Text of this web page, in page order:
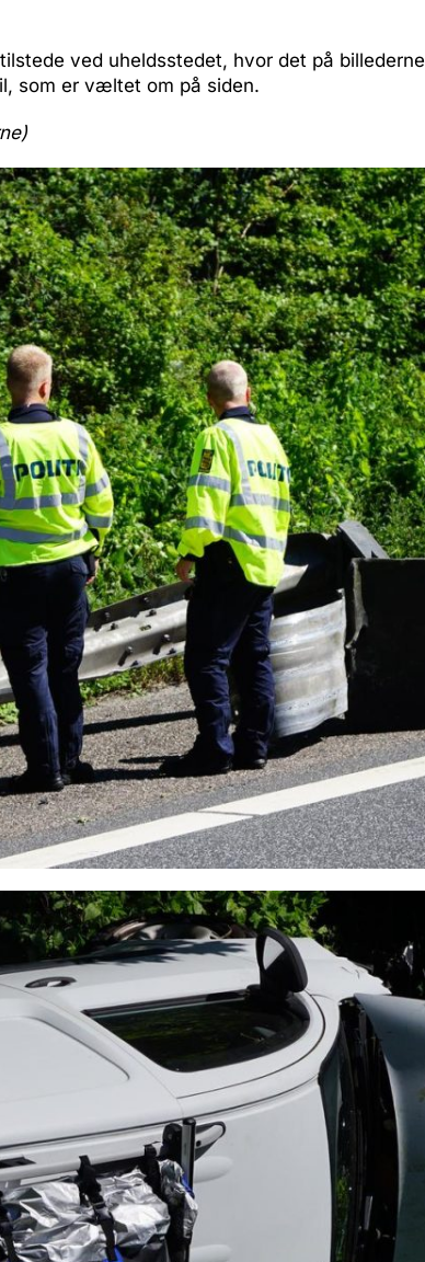
ved uheldsstedet, hvor det på billederne
som er væltet om på siden.